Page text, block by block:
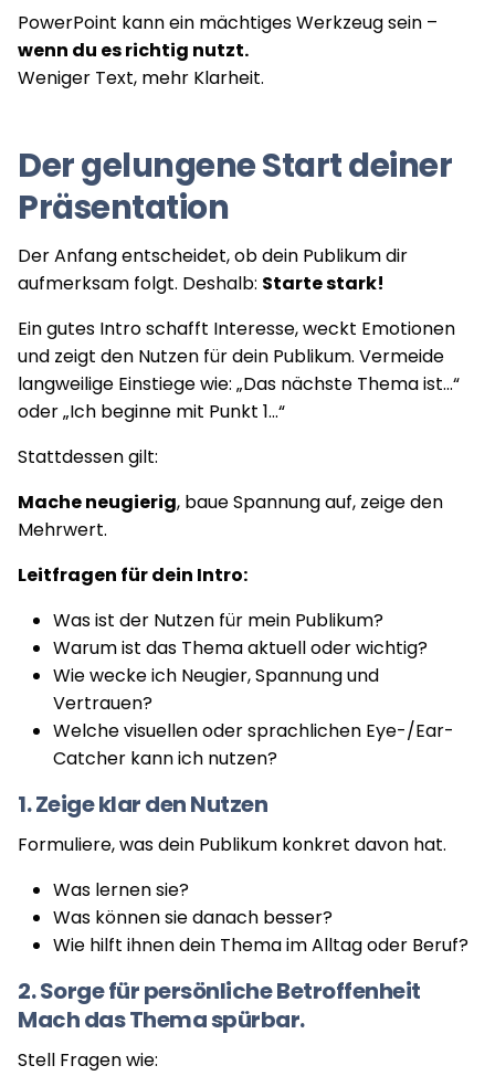
PowerPoint kann ein mächtiges Werkzeug sein –
wenn du es richtig nutzt.
Weniger Text, mehr Klarheit.
Der gelungene Start deiner
Präsentation
Der Anfang entscheidet, ob dein Publikum dir
aufmerksam folgt. Deshalb: Starte stark!
Ein gutes Intro schafft Interesse, weckt Emotionen
und zeigt den Nutzen für dein Publikum. Vermeide
langweilige Einstiege wie: „Das nächste Thema ist...“
oder „Ich beginne mit Punkt 1...“
Stattdessen gilt:
Mache neugierig, baue Spannung auf, zeige den
Mehrwert.
Leitfragen für dein Intro:
Was ist der Nutzen für mein Publikum?
Warum ist das Thema aktuell oder wichtig?
Wie wecke ich Neugier, Spannung und
Vertrauen?
Welche visuellen oder sprachlichen Eye-/Ear-
Catcher kann ich nutzen?
1. Zeige klar den Nutzen
Formuliere, was dein Publikum konkret davon hat.
Was lernen sie?
Was können sie danach besser?
Wie hilft ihnen dein Thema im Alltag oder Beruf?
2. Sorge für persönliche Betroffenheit
Mach das Thema spürbar.
Stell Fragen wie: